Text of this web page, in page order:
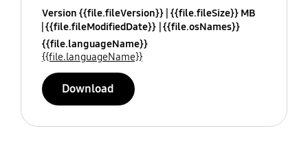
Version {{file.fileVersion}} {{file.fileSize}} MB
{{file.fileModifiedDate}} {{file.osNames}}
{{file.languageName}}
{{file.languageName}}
Download